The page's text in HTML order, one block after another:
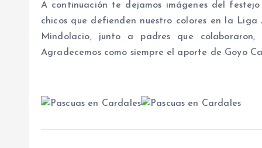
A continuación te dejamos imágenes del
chicos que defienden nuestro colores en la
Mindolacio, junto a padres que
Agradecemos como siempre el aporte de Goyo